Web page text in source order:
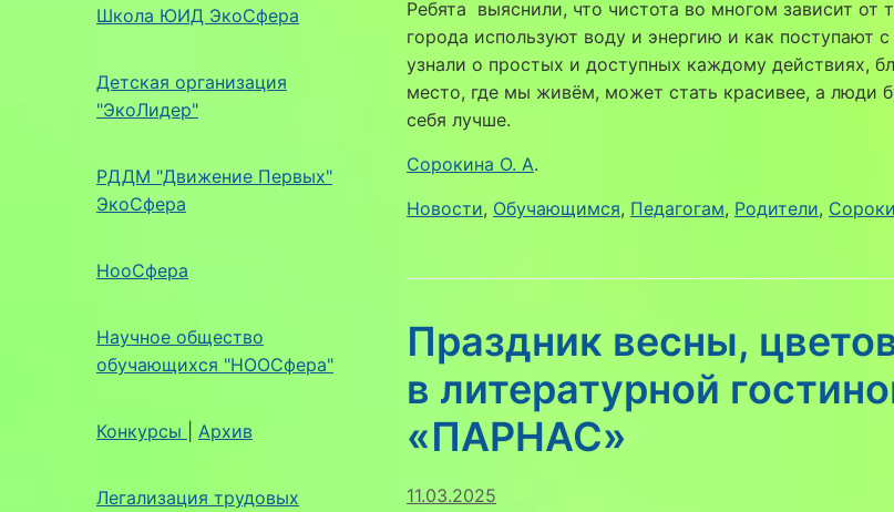
Школа ЮИД ЭкоСфера
Детская организация
"ЭкоЛидер"
РДДМ "Движение Первых"
ЭкоСфера
НооСфера
Научное общество
обучающихся "НООСфера"
Конкурсы Архив
Легализация трудовых
Ребята выяснили, что чистота во многом зависит от
города используют воду и энергию и как поступают
узнали о простых и доступных каждому действиях,
место, где мы живём, может стать красивее, а люди
себя лучше.
Сорокина О. А.
Новости, Обучающимся, Педагогам, Родители,
Праздник весны,
в литературной
«ПАРНАС»
11.03.2025